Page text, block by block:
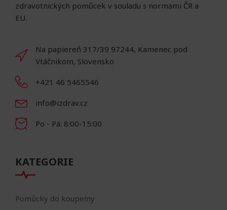
zdravotnických pomůcek v souladu s normami ČR a
EU.
Na papiereň 317/39 97244, Kamenec pod
Vtáčnikom, Slovensko
+421 46 5465546
info@izdrav.cz
Po - Pá: 8:00-15:00
KATEGORIE
Pomůcky do koupelny